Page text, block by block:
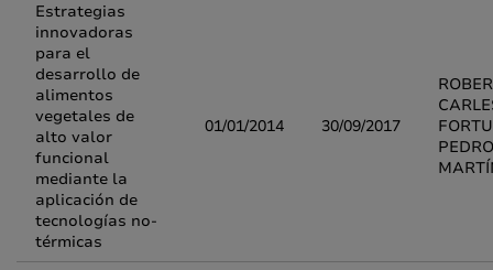
Estrategias
innovadoras
para el
desarrollo de
alimentos
vegetales de
alto valor
funcional
mediante la
aplicación de
tecnologías no-
térmicas
01/01/2014 30/09/2017